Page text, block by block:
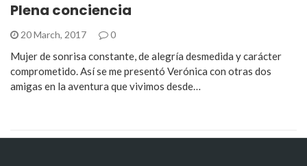
Plena conciencia
20 March, 2017 0
Mujer de sonrisa constante, de alegría desmedida y carácter
comprometido. Así se me presentó Verónica con otras dos
amigas en la aventura que vivimos desde…